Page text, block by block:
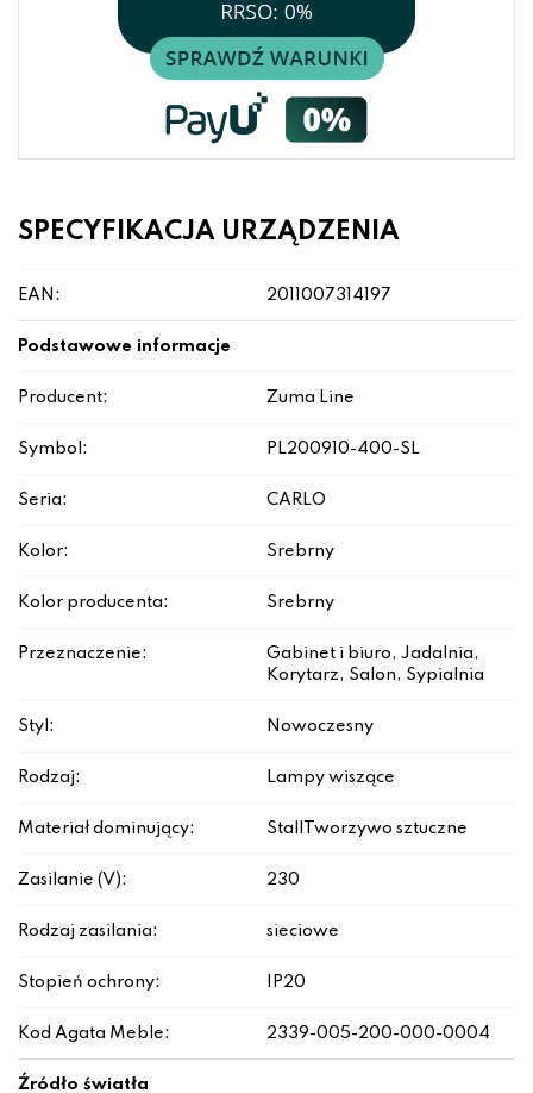
SPECYFIKACJA URZĄDZENIA
EAN: 2011007314197
Podstawowe informacje
Producent: Zuma Line
Symbol: PL200910-400-SL
Seria: CARLO
Kolor: Srebrny
Kolor producenta: Srebrny
Przeznaczenie:
Gabinet i biuro, Jadalnia,
Korytarz, Salon, Sypialnia
Styl: Nowoczesny
Rodzaj: Lampy wiszące
Materiał dominujący: Stal|Tworzywo sztuczne
Zasilanie (V): 230
Rodzaj zasilania: sieciowe
Stopień ochrony: IP20
Kod Agata Meble: 2339-005-200-000-0004
Źródło światła